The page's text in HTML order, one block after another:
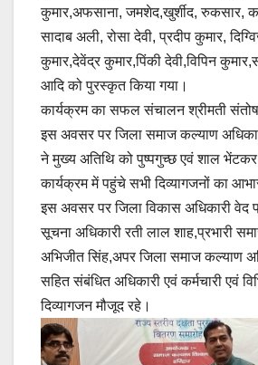
कुमार,अफसाना, जमशेद,खुर्शीद, रुकसार,
सादाब अली, रोसा देवी, प्रदीप कुमार,
कुमार,देवेंद्र कुमार,पिंकी देवी,विपिन
आदि को पुरस्कृत किया गया।
कार्यक्रम का सफल संचालन श्रीमती संतोष
इस अवसर पर जिला समाज कल्याण
ने मुख्य अतिथि को पुष्पगुच्छ एवं शाल भेंटकर
कार्यक्रम में पहुंचे सभी दिव्यागजनों का
इस अवसर पर जिला विकास अधिकारी वेद
सूचना अधिकारी रती लाल शाह,प्रभारी
अभिजीत सिंह,अपर जिला समाज कल्याण
सहित संबंधित अधिकारी एवं कर्मचारी एवं
दिव्यागजन मौजूद रहे।